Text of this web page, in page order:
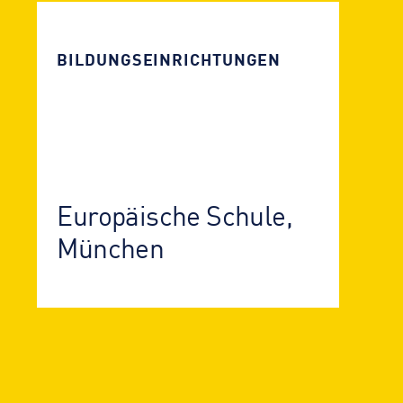
BILDUNGSEIN­RICHTUNGEN
Europäische Schule,
München